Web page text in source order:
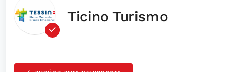
Ticino Turismo